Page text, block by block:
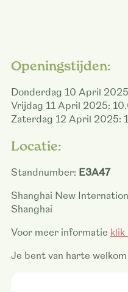
Openingstijden:
Donderdag 10 April
Vrijdag 11 April 2025:
Zaterdag 12 April 2025:
Locatie:
Standnumber: E3A47
Shanghai New
Shanghai
Voor meer informatie klik
Je bent van harte